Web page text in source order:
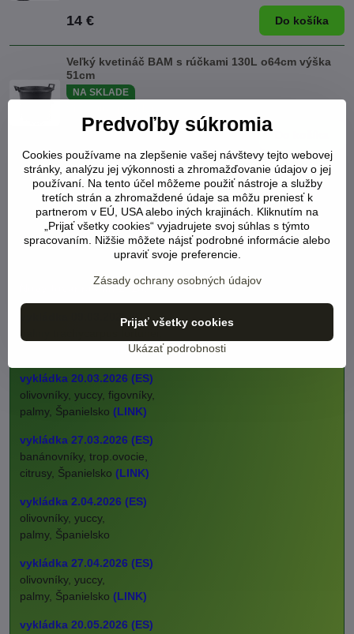
14 € Do košíka
Veľký kvetináč BAM s rúčkami 130L o64cm výška
51cm
NA SKLADE
25 €
TERMÍNY VYKLÁDOK tovaru -
Španielsko, Taliansko, Holandsko v
exotickej záhrade TUMA - Bánovce nad
Nový tovar rastlín 2026:
vykládka 09.03.2026 (IT)
palmy trachycarpus fortunei,
(LINK)
vykládka 20.03.2026 (ES)
olivovníky, yuccy, figovníky,
palmy, Španielsko (LINK)
vykládka 27.03.2026 (ES)
banánovníky, trop.ovocie,
citrusy, Španielsko (LINK)
vykládka 2.04.2026 (ES)
olivovníky, yuccy,
palmy, Španielsko
vykládka 27.04.2026 (ES)
olivovníky, yuccy,
palmy, Španielsko (LINK)
vykládka 20.05.2026 (ES)
Predvoľby súkromia
Cookies používame na zlepšenie vašej návštevy tejto webovej
stránky, analýzu jej výkonnosti a zhromažďovanie údajov o jej
používaní. Na tento účel môžeme použiť nástroje a služby
tretích strán a zhromaždené údaje sa môžu preniesť k
partnerom v EÚ, USA alebo iných krajinách. Kliknutím na
„Prijať všetky cookies“ vyjadrujete svoj súhlas s týmto
spracovaním. Nižšie môžete nájsť podrobné informácie alebo
upraviť svoje preferencie.
Zásady ochrany osobných údajov
Ukázať podrobnosti
Prijať všetky cookies